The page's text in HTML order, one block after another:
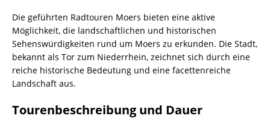
Die geführten Radtouren Moers bieten eine aktive
Möglichkeit, die landschaftlichen und historischen
Sehenswürdigkeiten rund um Moers zu erkunden. Die Stadt,
bekannt als Tor zum Niederrhein, zeichnet sich durch eine
reiche historische Bedeutung und eine facettenreiche
Landschaft aus.
Tourenbeschreibung und Dauer